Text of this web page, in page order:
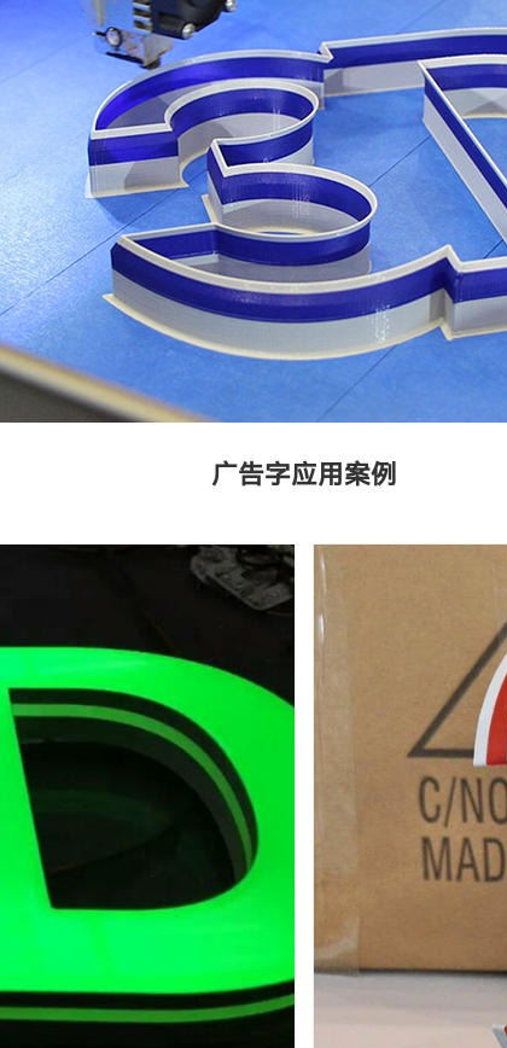
广告字应用案例